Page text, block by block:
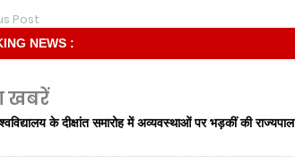
Post
NEWS :
खबरें
के दीक्षांत समारोह में अव्यवस्थाओं पर भड़कीं की राज्यपाल